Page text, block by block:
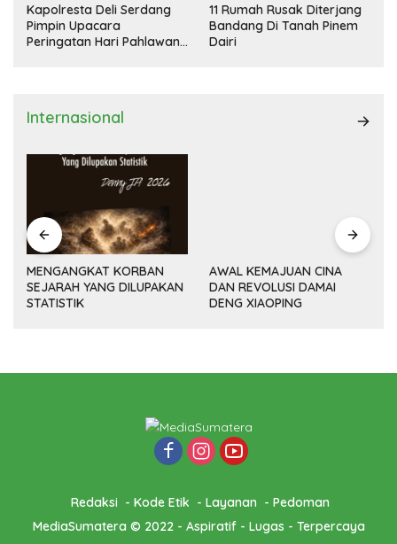
Kapolresta Deli Serdang
Pimpin Upacara
Peringatan Hari Pahlawan
11 Rumah Rusak Diterjang
Bandang Di Tanah Pinem
Dairi
Internasional
MENGANGKAT KORBAN
SEJARAH YANG DILUPAKAN
STATISTIK
AWAL KEMAJUAN CINA
DAN REVOLUSI DAMAI
DENG XIAOPING
Redaksi Kode Etik Layanan
Pedoman
MediaSumatera © 2022 - Aspiratif - Lugas - Terpercaya